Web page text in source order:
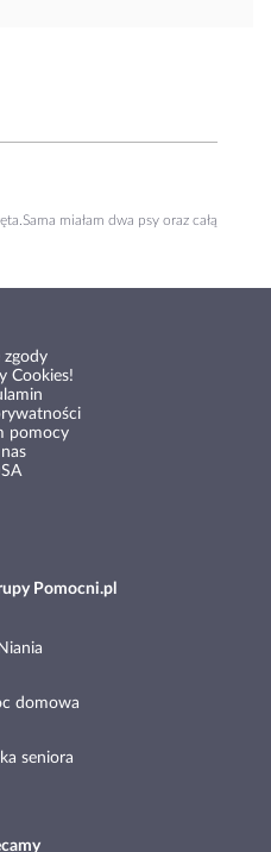
miałam dwa psy oraz całą
zgody
Cookies!
pomocy
Pomocni.pl
Niania
domowa
seniora